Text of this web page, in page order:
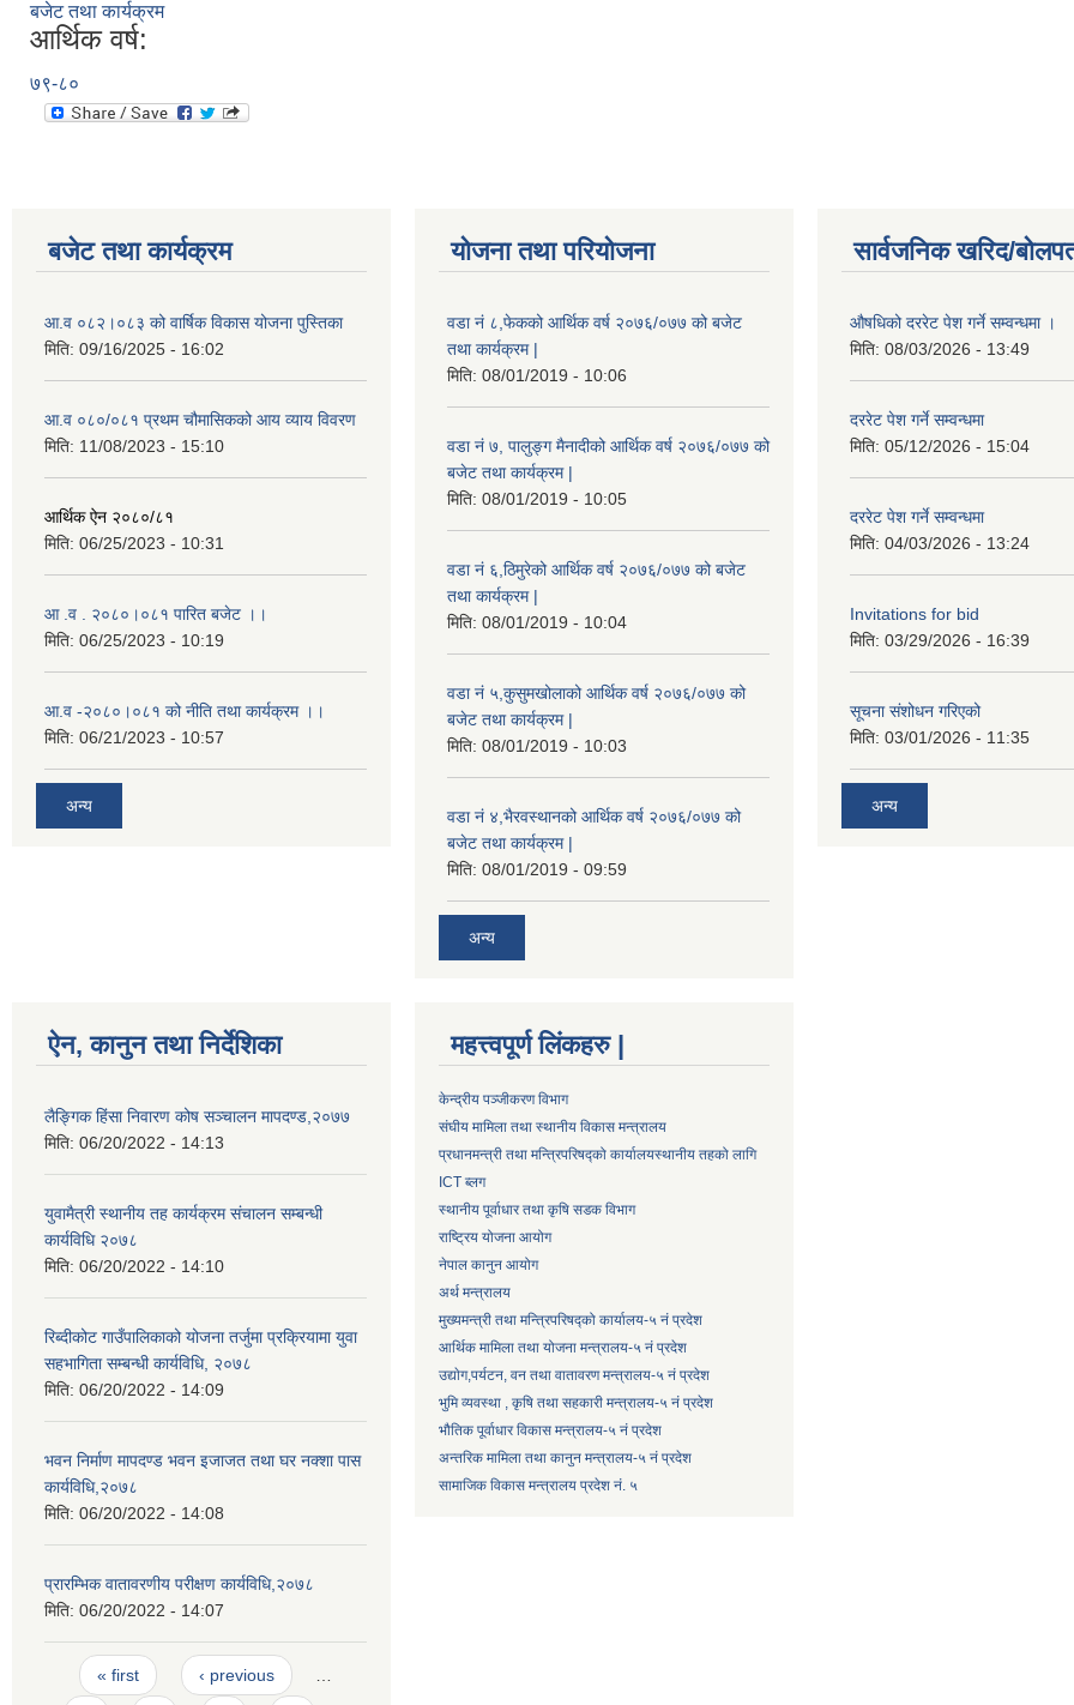
बजेट तथा कार्यक्रम
आर्थिक वर्ष:
७९-८०
बजेट तथा कार्यक्रम
आ.व ०८२।०८३ को वार्षिक विकास योजना पुस्तिका
मिति: 09/16/2025 - 16:02
आ.व ०८०/०८१ प्रथम चौमासिकको आय व्याय विवरण
मिति: 11/08/2023 - 15:10
आर्थिक ऐन २०८०/८१
मिति: 06/25/2023 - 10:31
आ .व . २०८०।०८१ पारित बजेट ।।
मिति: 06/25/2023 - 10:19
आ.व -२०८०।०८१ को नीति तथा कार्यक्रम ।।
मिति: 06/21/2023 - 10:57
अन्य
योजना तथा परियोजना
वडा नं ८,फेकको आर्थिक वर्ष २०७६/०७७ को बजेट
तथा कार्यक्रम |
मिति: 08/01/2019 - 10:06
वडा नं ७, पालुङ्ग मैनादीको आर्थिक वर्ष २०७६/०७७ को
बजेट तथा कार्यक्रम |
मिति: 08/01/2019 - 10:05
वडा नं ६,ठिमुरेको आर्थिक वर्ष २०७६/०७७ को बजेट
तथा कार्यक्रम |
मिति: 08/01/2019 - 10:04
वडा नं ५,कुसुमखोलाको आर्थिक वर्ष २०७६/०७७ को
बजेट तथा कार्यक्रम |
मिति: 08/01/2019 - 10:03
वडा नं ४,भैरवस्थानको आर्थिक वर्ष २०७६/०७७ को
बजेट तथा कार्यक्रम |
मिति: 08/01/2019 - 09:59
अन्य
सार्वजनिक खरिद/
औषधिको दररेट पेश गर्ने सम्वन्धमा ।
मिति: 08/03/2026 - 13:49
दररेट पेश गर्ने सम्वन्धमा
मिति: 05/12/2026 - 15:04
दररेट पेश गर्ने सम्वन्धमा
मिति: 04/03/2026 - 13:24
Invitations for bid
मिति: 03/29/2026 - 16:39
सूचना संशोधन गरिएको
मिति: 03/01/2026 - 11:35
अन्य
ऐन, कानुन तथा निर्देशिका
लैङ्गिक हिंसा निवारण कोष सञ्चालन मापदण्ड,२०७७
मिति: 06/20/2022 - 14:13
युवामैत्री स्थानीय तह कार्यक्रम संचालन सम्बन्धी
कार्यविधि २०७८
मिति: 06/20/2022 - 14:10
रिब्दीकोट गाउँपालिकाको योजना तर्जुमा प्रक्रियामा युवा
सहभागिता सम्बन्धी कार्यविधि, २०७८
मिति: 06/20/2022 - 14:09
भवन निर्माण मापदण्ड भवन इजाजत तथा घर नक्शा पास
कार्यविधि,२०७८
मिति: 06/20/2022 - 14:08
प्रारम्भिक वातावरणीय परीक्षण कार्यविधि,२०७८
मिति: 06/20/2022 - 14:07
Pages
« first ‹ previous
महत्त्वपूर्ण लिंकहरु |
केन्द्रीय पञ्जीकरण विभाग
संघीय मामिला तथा स्थानीय विकास मन्त्रालय
प्रधानमन्त्री तथा मन्त्रिपरिषद्को कार्यालयस्थानीय तहको लागि
ICT ब्लग
स्थानीय पूर्वाधार तथा कृषि सडक विभाग
राष्ट्रिय योजना आयोग
नेपाल कानुन आयोग
अर्थ मन्त्रालय
मुख्यमन्त्री तथा मन्त्रिपरिषद्को कार्यालय-५ नं प्रदेश
आर्थिक मामिला तथा योजना मन्त्रालय-५ नं प्रदेश
उद्याेग,पर्यटन, वन तथा वातावरण मन्त्रालय-५ नं प्रदेश
भुमि व्यवस्था , कृषि तथा सहकारी मन्त्रालय-५ नं प्रदेश
भौतिक पूर्वाधार विकास मन्त्रालय-५ नं प्रदेश
अन्तरिक मामिला तथा कानुन मन्त्रालय-५ नं प्रदेश
सामाजिक विकास मन्त्रालय प्रदेश नं. ५